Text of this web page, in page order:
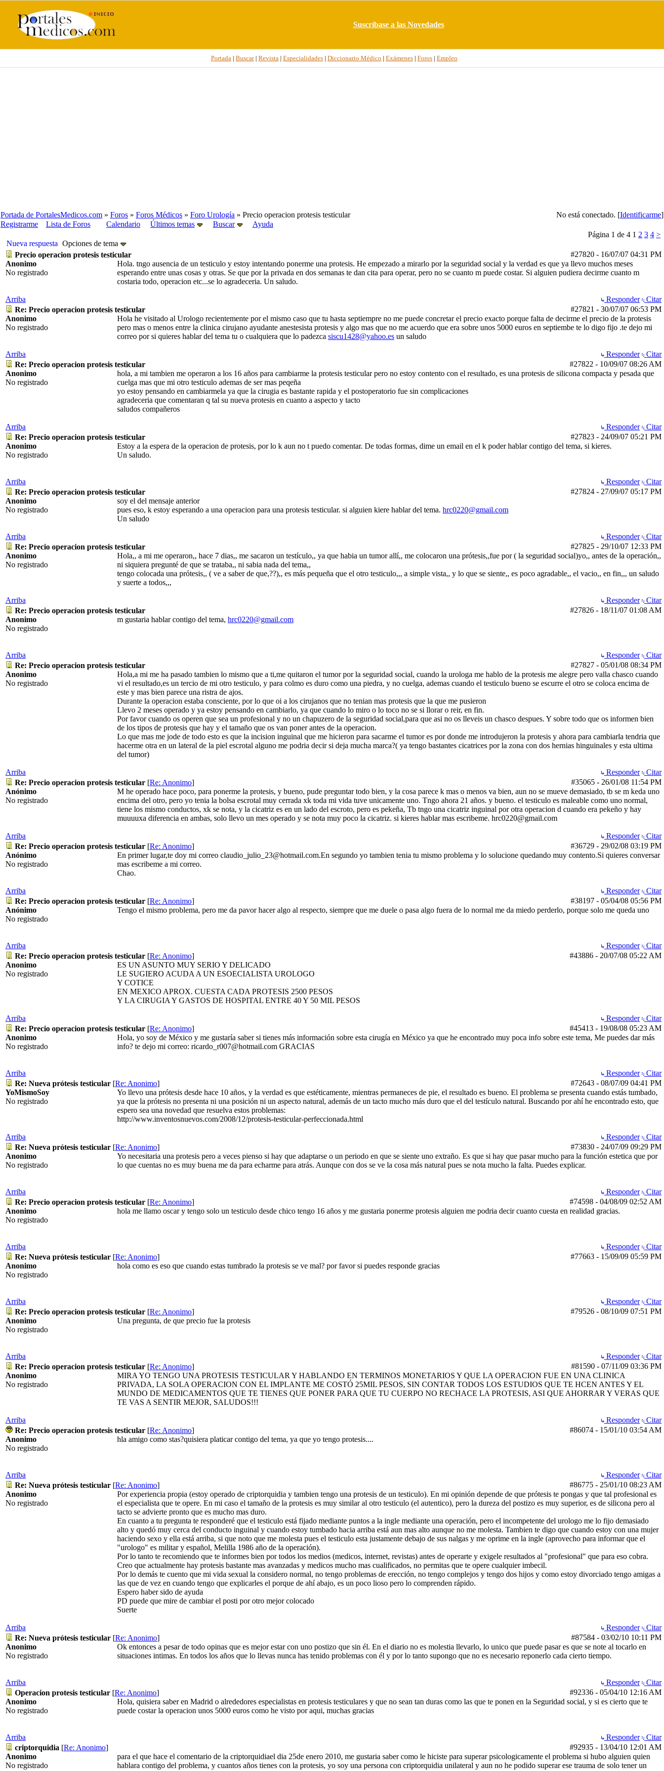
Suscríbase a las Novedades
Portada | Buscar| Revista | Especialidades | Diccionario Médico | Exámenes | Foros | Empleo
No está conectado. [Identificarme]
Portada de PortalesMedicos.com » Foros » Foros Médicos » Foro Urología » Precio operacion protesis testicular
Registrarme
Lista de Foros Calendario Últimos temas Buscar
Ayuda
Página 1 de 4 1 2 3 4 >
Nueva respuesta Opciones de tema
#27820 - 16/07/07 04:31 PM
Precio operacion protesis testicular
Anonimo
No registrado
Hola. tngo ausencia de un testiculo y estoy intentando ponerme una protesis. He empezado a mirarlo por la seguridad social y la verdad es que ya llevo muchos meses
esperando entre unas cosas y otras. Se que por la privada en dos semanas te dan cita para operar, pero no se cuanto m puede costar. Si alguien pudiera decirme cuanto m
costaria todo, operacion etc...se lo agradeceria. Un saludo.
Arriba Responder
Citar
#27821 - 30/07/07 06:53 PM
Re: Precio operacion protesis testicular
Anonimo
No registrado
Hola he visitado al Urologo recientemente por el mismo caso que tu hasta septiempre no me puede concretar el precio exacto porque falta de decirme el precio de la protesis
pero mas o menos entre la clinica cirujano ayudante anestesista protesis y algo mas que no me acuerdo que era sobre unos 5000 euros en septiembe te lo digo fijo .te dejo mi
correo por si quieres hablar del tema tu o cualquiera que lo padezca siscu1428@yahoo.es un saludo
Arriba Responder
Citar
#27822 - 10/09/07 08:26 AM
Re: Precio operacion protesis testicular
Anonimo
No registrado
hola, a mi tambien me operaron a los 16 años para cambiarme la protesis testicular pero no estoy contento con el resultado, es una protesis de silicona compacta y pesada que
cuelga mas que mi otro testiculo ademas de ser mas peqeña
yo estoy pensando en cambiarmela ya que la cirugia es bastante rapida y el postoperatorio fue sin complicaciones
agradeceria que comentaran q tal su nueva protesis en cuanto a aspecto y tacto
saludos compañeros
Arriba Responder
Citar
#27823 - 24/09/07 05:21 PM
Re: Precio operacion protesis testicular
Anonimo
No registrado
Estoy a la espera de la operacion de protesis, por lo k aun no t puedo comentar. De todas formas, dime un email en el k poder hablar contigo del tema, si kieres.
Un saludo.
Arriba Responder
Citar
#27824 - 27/09/07 05:17 PM
Re: Precio operacion protesis testicular
Anonimo
No registrado
soy el del mensaje anterior
pues eso, k estoy esperando a una operacion para una protesis testicular. si alguien kiere hablar del tema. hrc0220@gmail.com
Un saludo
Arriba Responder
Citar
#27825 - 29/10/07 12:33 PM
Re: Precio operacion protesis testicular
Anonimo
No registrado
Hola,, a mi me operaron,, hace 7 dias,, me sacaron un testículo,, ya que habia un tumor allí,, me colocaron una prótesis,,fue por ( la seguridad social)yo,, antes de la operación,,
ni siquiera pregunté de que se trataba,, ni sabia nada del tema,,
tengo colocada una prótesis,, ( ve a saber de que,??),, es más pequeña que el otro testiculo,,, a simple vista,, y lo que se siente,, es poco agradable,, el vacio,, en fin,,, un saludo
y suerte a todos,,,
Arriba Responder
Citar
#27826 - 18/11/07 01:08 AM
Re: Precio operacion protesis testicular
Anonimo
No registrado
m gustaria hablar contigo del tema, hrc0220@gmail.com
Arriba Responder
Citar
#27827 - 05/01/08 08:34 PM
Re: Precio operacion protesis testicular
Anonimo
No registrado
Hola,a mi me ha pasado tambien lo mismo que a ti,me quitaron el tumor por la seguridad social, cuando la urologa me hablo de la protesis me alegre pero valla chasco cuando
vi el resultado,es un tercio de mi otro testiculo, y para colmo es duro como una piedra, y no cuelga, ademas cuando el testiculo bueno se escurre el otro se coloca encima de
este y mas bien parece una ristra de ajos.
Durante la operacion estaba consciente, por lo que oi a los cirujanos que no tenian mas protesis que la que me pusieron
Llevo 2 meses operado y ya estoy pensando en cambiarlo, ya que cuando lo miro o lo toco no se si llorar o reir, en fin.
Por favor cuando os operen que sea un profesional y no un chapuzero de la seguridad social,para que asi no os lleveis un chasco despues. Y sobre todo que os informen bien
de los tipos de protesis que hay y el tamaño que os van poner antes de la operacion.
Lo que mas me jode de todo esto es que la incision inguinal que me hicieron para sacarme el tumor es por donde me introdujeron la protesis y ahora para cambiarla tendria que
hacerme otra en un lateral de la piel escrotal alguno me podria decir si deja mucha marca?( ya tengo bastantes cicatrices por la zona con dos hernias hinguinales y esta ultima
del tumor)
Arriba Responder
Citar
#35065 - 26/01/08 11:54 PM
Re: Precio operacion protesis testicular [Re: Anonimo]
Anónimo
No registrado
M he operado hace poco, para ponerme la protesis, y bueno, pude preguntar todo bien, y la cosa parece k mas o menos va bien, aun no se mueve demasiado, tb se m keda uno
encima del otro, pero yo tenia la bolsa escrotal muy cerrada xk toda mi vida tuve unicamente uno. Tngo ahora 21 años. y bueno. el testiculo es maleable como uno normal,
tiene los mismo conductos, xk se nota, y la cicatriz es en un lado del escroto, pero es pekeña, Tb tngo una cicatriz inguinal por otra operacion d cuando era pekeño y hay
muuuuxa diferencia en ambas, solo llevo un mes operado y se nota muy poco la cicatriz. si kieres hablar mas escribeme. hrc0220@gmail.com
Arriba Responder
Citar
#36729 - 29/02/08 03:19 PM
Re: Precio operacion protesis testicular [Re: Anonimo]
Anónimo
No registrado
En primer lugar,te doy mi correo claudio_julio_23@hotmail.com.En segundo yo tambien tenia tu mismo problema y lo solucione quedando muy contento.Si quieres conversar
mas escribeme a mi correo.
Chao.
Arriba Responder
Citar
#38197 - 05/04/08 05:56 PM
Re: Precio operacion protesis testicular [Re: Anonimo]
Anónimo
No registrado
Tengo el mismo problema, pero me da pavor hacer algo al respecto, siempre que me duele o pasa algo fuera de lo normal me da miedo perderlo, porque solo me queda uno
Arriba Responder
Citar
#43886 - 20/07/08 05:22 AM
Re: Precio operacion protesis testicular [Re: Anonimo]
Anonimo
No registrado
ES UN ASUNTO MUY SERIO Y DELICADO
LE SUGIERO ACUDA A UN ESOECIALISTA UROLOGO
Y COTICE
EN MEXICO APROX. CUESTA CADA PROTESIS 2500 PESOS
Y LA CIRUGIA Y GASTOS DE HOSPITAL ENTRE 40 Y 50 MIL PESOS
Arriba Responder
Citar
#45413 - 19/08/08 05:23 AM
Re: Precio operacion protesis testicular [Re: Anonimo]
Anonimo
No registrado
Hola, yo soy de México y me gustaría saber si tienes más información sobre esta cirugía en México ya que he encontrado muy poca info sobre este tema, Me puedes dar más
info? te dejo mi correo: ricardo_r007@hotmail.com GRACIAS
Arriba Responder
Citar
#72643 - 08/07/09 04:41 PM
Re: Nueva prótesis testicular [Re: Anonimo]
YoMismoSoy
No registrado
Yo llevo una prótesis desde hace 10 años, y la verdad es que estéticamente, mientras permaneces de pie, el resultado es bueno. El problema se presenta cuando estás tumbado,
ya que la prótesis no presenta ni una posición ni un aspecto natural, además de un tacto mucho más duro que el del testículo natural. Buscando por ahí he encontrado esto, que
espero sea una novedad que resuelva estos problemas:
http://www.inventosnuevos.com/2008/12/protesis-testicular-perfeccionada.html
Arriba Responder
Citar
#73830 - 24/07/09 09:29 PM
Re: Nueva prótesis testicular [Re: Anonimo]
Anonimo
No registrado
Yo necesitaria una protesis pero a veces pienso si hay que adaptarse o un periodo en que se siente uno extraño. Es que si hay que pasar mucho para la función estetica que por
lo que cuentas no es muy buena me da para echarme para atrás. Aunque con dos se ve la cosa más natural pues se nota mucho la falta. Puedes explicar.
Arriba Responder
Citar
#74598 - 04/08/09 02:52 AM
Re: Precio operacion protesis testicular [Re: Anonimo]
Anonimo
No registrado
hola me llamo oscar y tengo solo un testiculo desde chico tengo 16 años y me gustaria ponerme protesis alguien me podria decir cuanto cuesta en realidad gracias.
Arriba Responder
Citar
#77663 - 15/09/09 05:59 PM
Re: Nueva prótesis testicular [Re: Anonimo]
Anonimo
No registrado
hola como es eso que cuando estas tumbrado la protesis se ve mal? por favor si puedes responde gracias
Arriba Responder
Citar
#79526 - 08/10/09 07:51 PM
Re: Precio operacion protesis testicular [Re: Anonimo]
Anonimo
No registrado
Una pregunta, de que precio fue la protesis
Arriba Responder
Citar
#81590 - 07/11/09 03:36 PM
Re: Precio operacion protesis testicular [Re: Anonimo]
Anonimo
No registrado
MIRA YO TENGO UNA PROTESIS TESTICULAR Y HABLANDO EN TERMINOS MONETARIOS Y QUE LA OPERACION FUE EN UNA CLINICA
PRIVADA, LA SOLA OPERACION CON EL IMPLANTE ME COSTÓ 25MIL PESOS, SIN CONTAR TODOS LOS ESTUDIOS QUE TE HCEN ANTES Y EL
MUNDO DE MEDICAMENTOS QUE TE TIENES QUE PONER PARA QUE TU CUERPO NO RECHACE LA PROTESIS, ASI QUE AHORRAR Y VERAS QUE
TE VAS A SENTIR MEJOR, SALUDOS!!!
Arriba Responder
Citar
#86074 - 15/01/10 03:54 AM
Re: Precio operacion protesis testicular [Re: Anonimo]
Anonimo
No registrado
hla amigo como stas?quisiera platicar contigo del tema, ya que yo tengo protesis....
Arriba Responder
Citar
#86775 - 25/01/10 08:23 AM
Re: Nueva prótesis testicular [Re: Anonimo]
Anonimo
No registrado
Por experiencia propia (estoy operado de criptorquidia y tambien tengo una protesis de un testiculo). En mi opinión depende de que prótesis te pongas y que tal profesional es
el especialista que te opere. En mi caso el tamaño de la protesis es muy similar al otro testiculo (el autentico), pero la dureza del postizo es muy superior, es de silicona pero al
tacto se advierte pronto que es mucho mas duro.
En cuanto a tu pregunta te responderé que el testiculo está fijado mediante puntos a la ingle mediante una operación, pero el incompetente del urologo me lo fijo demasiado
alto y quedó muy cerca del conducto inguinal y cuando estoy tumbado hacia arriba está aun mas alto aunque no me molesta. Tambien te digo que cuando estoy con una mujer
haciendo sexo y ella está arriba, si que noto que me molesta pues el testiculo esta justamente debajo de sus nalgas y me oprime en la ingle (aprovecho para informar que el
"urologo" es militar y español, Melilla 1986 año de la operación).
Por lo tanto te recomiendo que te informes bien por todos los medios (medicos, internet, revistas) antes de operarte y exigele resultados al "profesional" que para eso cobra.
Creo que actualmente hay protesis bastante mas avanzadas y medicos mucho mas cualificados, no permitas que te opere cualquier imbecil.
Por lo demás te cuento que mi vida sexual la considero normal, no tengo problemas de erección, no tengo complejos y tengo dos hijos y como estoy divorciado tengo amigas a
las que de vez en cuando tengo que explicarles el porque de ahí abajo, es un poco lioso pero lo comprenden rápido.
Espero haber sido de ayuda
PD puede que mire de cambiar el posti por otro mejor colocado
Suerte
Arriba Responder
Citar
#87584 - 03/02/10 10:11 PM
Re: Nueva prótesis testicular [Re: Anonimo]
Anonimo
No registrado
Ok entonces a pesar de todo opinas que es mejor estar con uno postizo que sin él. En el diario no es molestia llevarlo, lo unico que puede pasar es que se note al tocarlo en
situaciones intimas. En todos los años que lo llevas nunca has tenido problemas con él y por lo tanto supongo que no es necesario reponerlo cada cierto tiempo.
Arriba Responder
Citar
#92336 - 05/04/10 12:16 AM
Operacion protesis testicular [Re: Anonimo]
Anonimo
No registrado
Hola, quisiera saber en Madrid o alrededores especialistas en protesis testiculares y que no sean tan duras como las que te ponen en la Seguridad social, y si es cierto que te
puede costar la operacion unos 5000 euros como he visto por aqui, muchas gracias
Arriba Responder
Citar
#92935 - 13/04/10 12:01 AM
criptorquidia [Re: Anonimo]
Anonimo
No registrado
para el que hace el comentario de la criptorquidiael dia 25de enero 2010, me gustaria saber como le hiciste para superar psicologicamente el problema si hubo alguien quien
hablara contigo del problema, y cuantos años tienes con la protesis, yo soy una persona con criptorquidia unilateral y aun no he podido superar ese trauma de solo tener un